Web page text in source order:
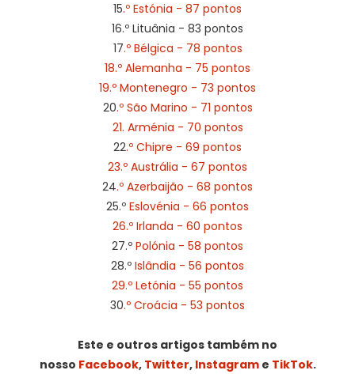
15.º Estónia - 87 pontos
16.º Lituânia - 83 pontos
17.º Bélgica - 78 pontos
18.º Alemanha - 75 pontos
19.º Montenegro - 73 pontos
20.º São Marino - 71 pontos
21. Arménia - 70 pontos
22.º Chipre - 69 pontos
23.º Austrália - 67 pontos
24.º Azerbaijão - 68 pontos
25.º Eslovénia - 66 pontos
26.º Irlanda - 60 pontos
27.º Polónia - 58 pontos
28.º Islândia - 56 pontos
29.º Letónia - 55 pontos
30.º Croácia - 53 pontos
Este e outros artigos também no
nosso Facebook, Twitter, Instagrame TikTok.